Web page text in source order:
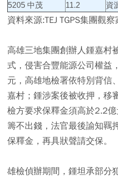
5205 中茂
11.2 資
資料來源:TEJ TGPS集團觀察
高雄三地集團創辦人鍾嘉村
式，侵害合豐能源公司權益
元，高雄地檢署依特別背信
嘉村；鍾涉案後被收押，移
檢方要求保釋金須高於2.2
籌不出錢，法官最後諭知羈
保釋金，再具狀聲請交保。
雄檢偵辦期間，鍾坦承部分